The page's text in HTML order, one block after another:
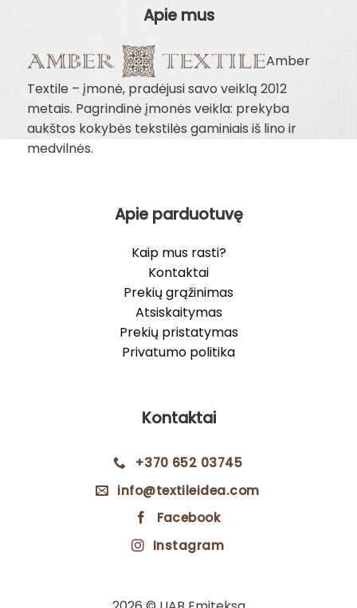
Apie mus
Amber
Textile – įmonė, pradėjusi savo veiklą 2012
metais. Pagrindinė įmonės veikla: prekyba
aukštos kokybės tekstilės gaminiais iš lino ir
medvilnės.
Apie parduotuvę
Kaip mus rasti?
Kontaktai
Prekių grąžinimas
Atsiskaitymas
Prekių pristatymas
Privatumo politika
Kontaktai
+370 652 03745
info@textileidea.com
Facebook
Instagram